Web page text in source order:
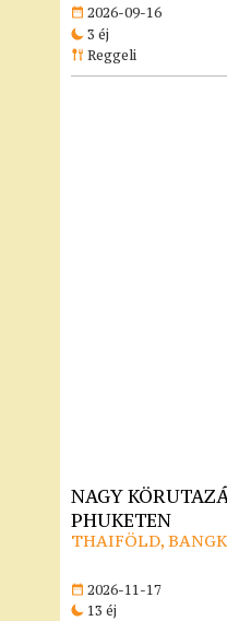
2026-09-16
3 éj
Reggeli
NAGY
PHUKETEN
THAIFÖLD,
2026-11-17
13 éj